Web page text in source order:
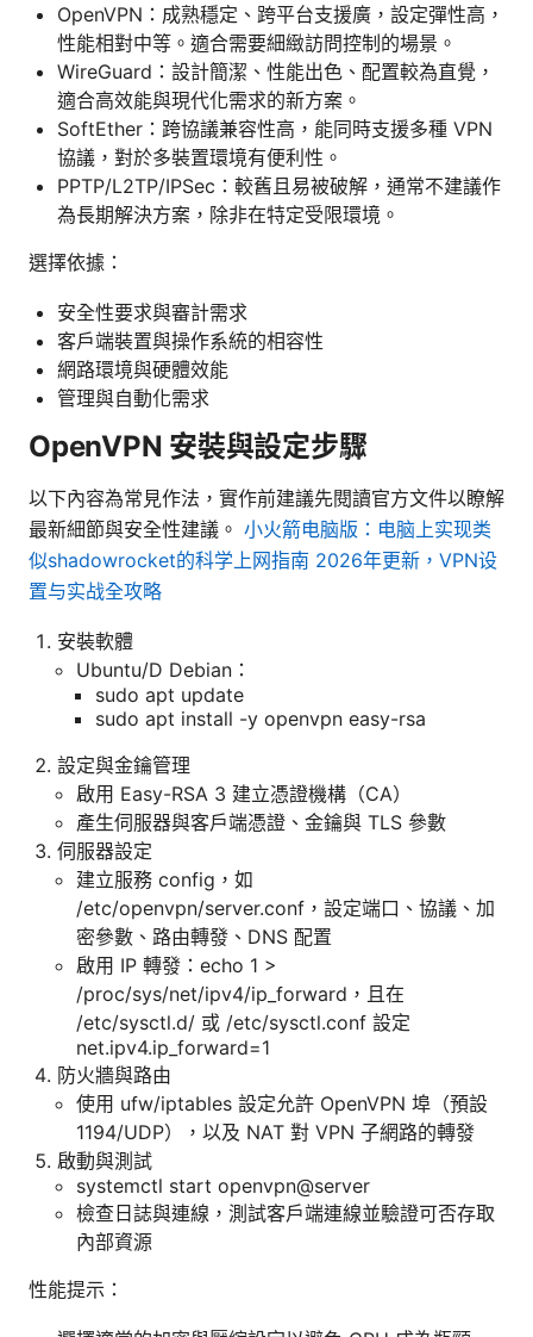
OpenVPN：成熟穩定、跨平台支援廣，設定彈性高，
性能相對中等。適合需要細緻訪問控制的場景。
WireGuard：設計簡潔、性能出色、配置較為直覺，
適合高效能與現代化需求的新方案。
SoftEther：跨協議兼容性高，能同時支援多種 VPN
協議，對於多裝置環境有便利性。
PPTP/L2TP/IPSec：較舊且易被破解，通常不建議作
為長期解決方案，除非在特定受限環境。
選擇依據：
安全性要求與審計需求
客戶端裝置與操作系統的相容性
網路環境與硬體效能
管理與自動化需求
OpenVPN 安裝與設定步驟
以下內容為常見作法，實作前建議先閱讀官方文件以瞭解
最新細節與安全性建議。 小火箭电脑版：电脑上实现类
似shadowrocket的科学上网指南 2026年更新，VPN设
置与实战全攻略
安裝軟體
Ubuntu/D Debian：
sudo apt update
sudo apt install -y openvpn easy-rsa
設定與金鑰管理
啟用 Easy-RSA 3 建立憑證機構（CA）
產生伺服器與客戶端憑證、金鑰與 TLS 參數
伺服器設定
建立服務 config，如
/etc/openvpn/server.conf，設定端口、協議、加
密參數、路由轉發、DNS 配置
啟用 IP 轉發：echo 1 >
/proc/sys/net/ipv4/ip_forward，且在
/etc/sysctl.d/ 或 /etc/sysctl.conf 設定
net.ipv4.ip_forward=1
防火牆與路由
使用 ufw/iptables 設定允許 OpenVPN 埠（預設
1194/UDP），以及 NAT 對 VPN 子網路的轉發
啟動與測試
systemctl start openvpn@server
檢查日誌與連線，測試客戶端連線並驗證可否存取
內部資源
性能提示：